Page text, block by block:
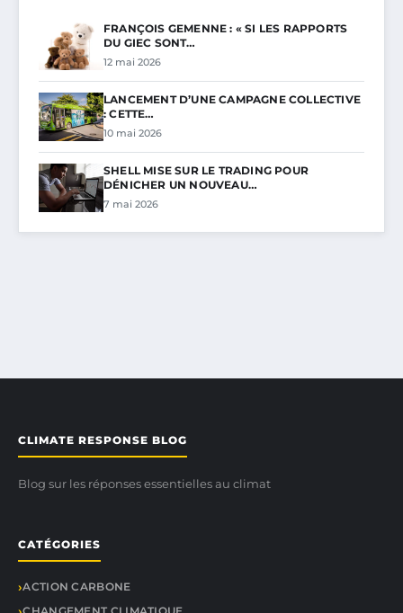
FRANÇOIS GEMENNE : « SI LES RAPPORTS
DU GIEC SONT…
12 mai 2026
LANCEMENT D’UNE CAMPAGNE COLLECTIVE
: CETTE…
10 mai 2026
SHELL MISE SUR LE TRADING POUR
DÉNICHER UN NOUVEAU…
7 mai 2026
CLIMATE RESPONSE BLOG
Blog sur les réponses essentielles au climat
CATÉGORIES
ACTION CARBONE